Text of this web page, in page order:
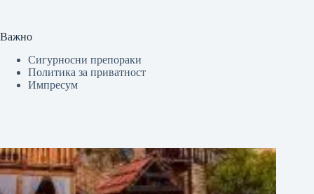
Важно
Сигурносни препораки
Политика за приватност
Импресум